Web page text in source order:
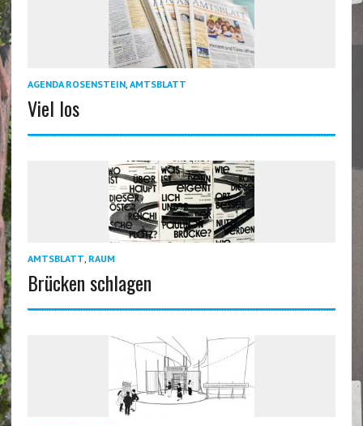
AGENDA ROSENSTEIN, AMTSBLATT
Viel los
AMTSBLATT, RAUM
Brücken schlagen